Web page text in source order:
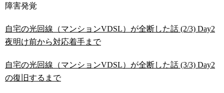
障害発覚
自宅の光回線（マンションVDSL）が全断した話 (2/3) Day2
夜明け前から対応着手まで
自宅の光回線（マンションVDSL）が全断した話 (3/3) Day2
の復旧するまで